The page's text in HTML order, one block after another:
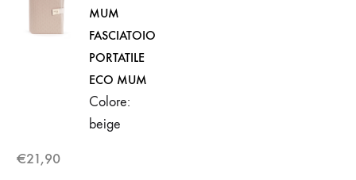
MUM
FASCIATOIO
PORTATILE
ECO MUM
Colore:
beige
€21,90